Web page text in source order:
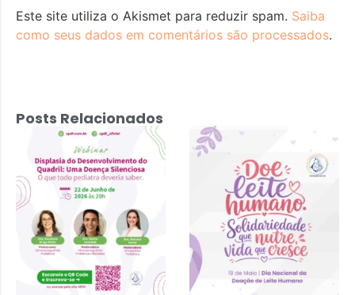
Este site utiliza o Akismet para reduzir spam. Saiba
como seus dados em comentários são processados.
Posts Relacionados
Displasia do
Desenvolvimento
do Quadril: Uma
Silenciosa – 22
de junho 2026 às